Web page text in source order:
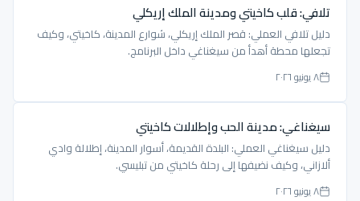
تلافي: قلب كاخيتي ومدينة الملك إريكلي
دليل تلافي العملي: قصر الملك إريكلي، شوارع المدينة، كاخيتي، وكيف
تجعلها محطة أهدأ من سيغناغي داخل البرنامج.
٨ يونيو ٢٠٢٦
سيغناغي: مدينة الحب وإطلالات كاخيتي
دليل سيغناغي العملي: البلدة القديمة، أسوار المدينة، إطلالة وادي
ألازاني، وكيف نضيفها إلى رحلة كاخيتي من تبليسي.
٨ يونيو ٢٠٢٦